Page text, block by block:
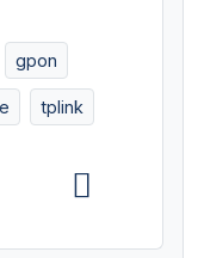
gpon
tplink